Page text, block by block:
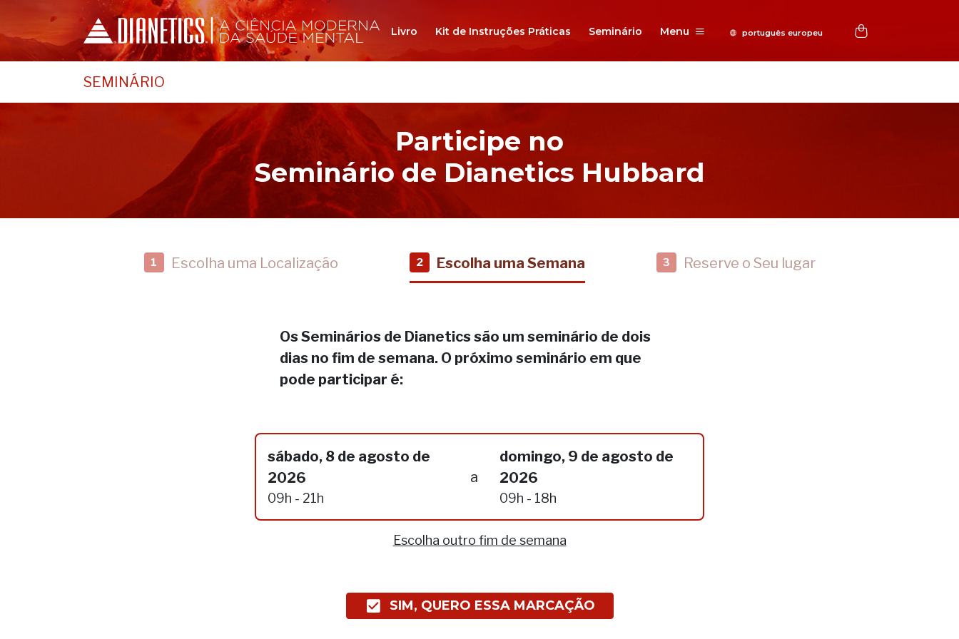
Livro Kit de Instruções Práticas Seminário Menu
SEMINÁRIO
Participe no
Seminário de Dianetics Hubbard
1 Escolha uma Localização 2 Escolha uma Semana 3 Reserve o Seu lugar
Os Seminários de Dianetics são um seminário de dois
dias no fim de semana. O próximo seminário em que
pode participar é:
sábado, 8 de agosto de
2026
09h - 21h
a
domingo, 9 de agosto de
2026
09h - 18h
Escolha outro fim de semana
SIM, QUERO ESSA MARCAÇÃO